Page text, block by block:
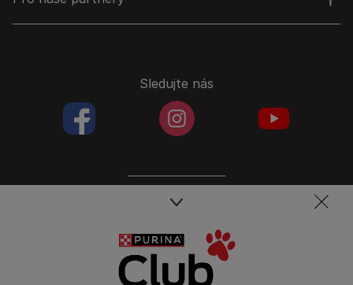
Spojte se s týmem péče o domácí mazlíčky
Tel.: 800 135 135
Sledujte nás
facebookColoredinstagramColored